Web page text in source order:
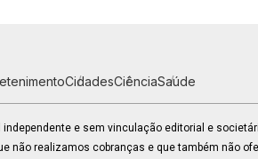
CidadesCiênciaSaúde
independente e sem vinculação editorial e
não realizamos cobranças e que também não